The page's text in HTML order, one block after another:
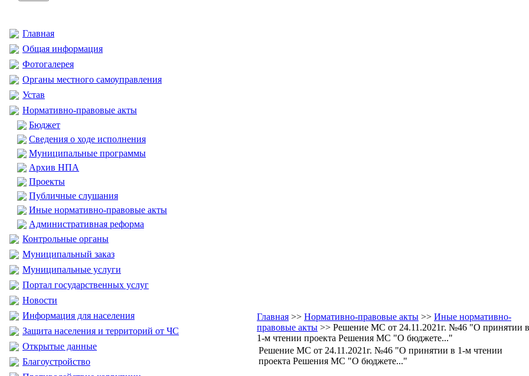
Главная
Общая информация
Фотогалерея
Органы местного самоуправления
Устав
Нормативно-правовые акты
Бюджет
Сведения о ходе исполнения
Муниципальные программы
Архив НПА
Проекты
Публичные слушания
Иные нормативно-правовые акты
Административная реформа
Контрольные органы
Муниципальный заказ
Муниципальные услуги
Портал государственных услуг
Новости
Информация для населения
Защита населения и территорий от ЧС
Открытые данные
Благоустройство
Главная >> Нормативно-правовые акты >> Иные нормативно-
правовые акты >> Решение МС от 24.11.2021г. №46 "О принятии в
1-м чтении проекта Решения МС "О бюджете..."
Решение МС от 24.11.2021г. №46 "О принятии в 1-м чтении
проекта Решения МС "О бюджете..."